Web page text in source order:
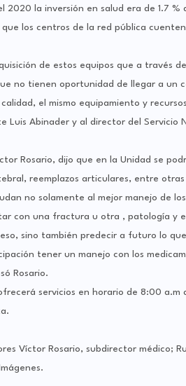
2020 la inversión en salud era de 1.7
los centros de la red pública
de estos equipos que a través
no tienen oportunidad de llegar a un
el mismo equipamiento y
Luis Abinader y al director del Servicio
Rosario, dijo que en la Unidad se
reemplazos articulares, entre
no solamente al mejor manejo de
con una fractura u otra , patología y
sino también predecir a futuro lo
tener un manejo con los
Rosario.
servicios en horario de 8:00
Víctor Rosario, subdirector médico;